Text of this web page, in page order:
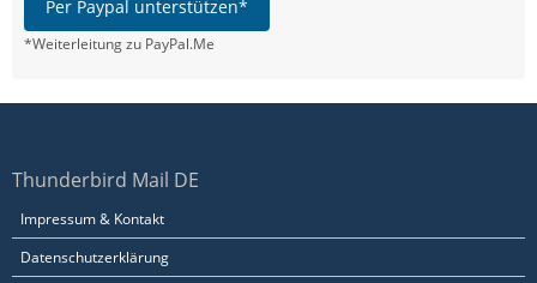
Per Paypal unterstützen*
*Weiterleitung zu PayPal.Me
Thunderbird Mail DE
Impressum & Kontakt
Datenschutzerklärung